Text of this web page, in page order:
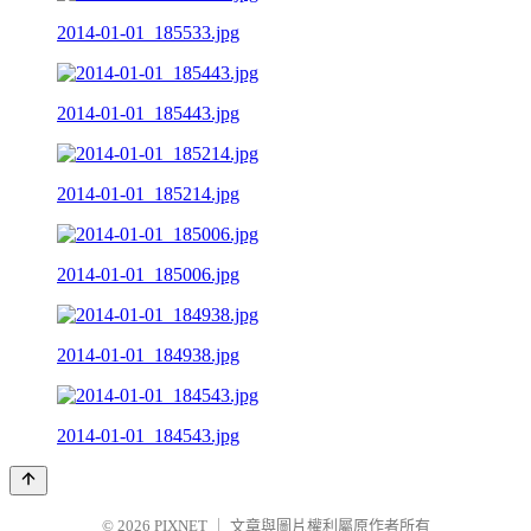
2014-01-01_185533.jpg
2014-01-01_185443.jpg
2014-01-01_185214.jpg
2014-01-01_185006.jpg
2014-01-01_184938.jpg
2014-01-01_184543.jpg
© 2026 PIXNET 文章與圖片權利屬原作者所有